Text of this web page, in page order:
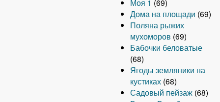
Моя 1 (69)
Дома на площади (69)
Поляна рыжих
мухоморов (69)
Бабочки беловатые
(68)
Ягоды земляники на
кустиках (68)
Садовый пейзаж (68)